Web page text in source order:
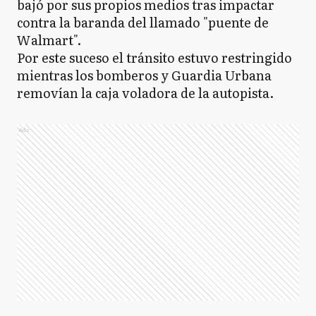
bajó por sus propios medios tras impactar
contra la baranda del llamado "puente de
Walmart".
Por este suceso el tránsito estuvo restringido
mientras los bomberos y Guardia Urbana
removían la caja voladora de la autopista.
Ads